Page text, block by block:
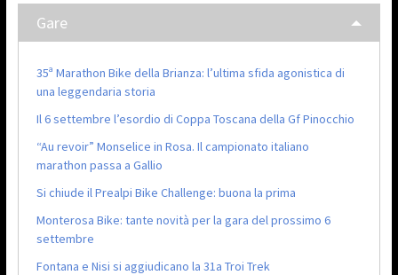
Gare
35ª Marathon Bike della Brianza: l’ultima sfida agonistica di
una leggendaria storia
Il 6 settembre l’esordio di Coppa Toscana della Gf Pinocchio
“Au revoir” Monselice in Rosa. Il campionato italiano
marathon passa a Gallio
Si chiude il Prealpi Bike Challenge: buona la prima
Monterosa Bike: tante novità per la gara del prossimo 6
settembre
Fontana e Nisi si aggiudicano la 31a Troi Trek